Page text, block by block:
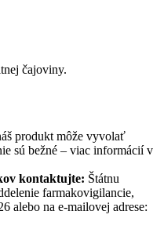
čajoviny.
produkt môže vyvolať
sú bežné – viac informácií v
kontaktujte: Štátnu
farmakovigilancie,
alebo na e-mailovej adrese: